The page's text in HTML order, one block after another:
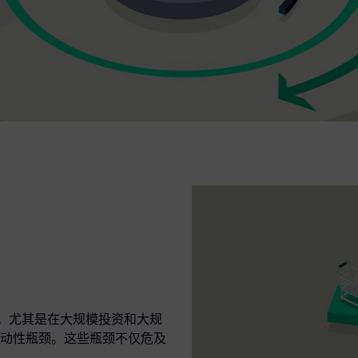
尤其是在大规模投资和大规
性瓶颈。这些瓶颈不仅危及